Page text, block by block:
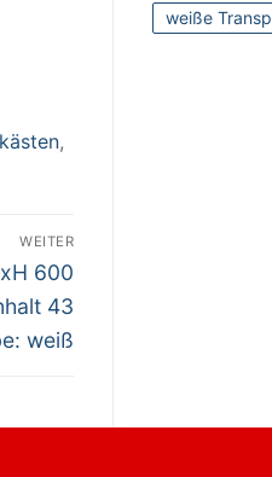
,
WEITER
600
43
weiß
weiße